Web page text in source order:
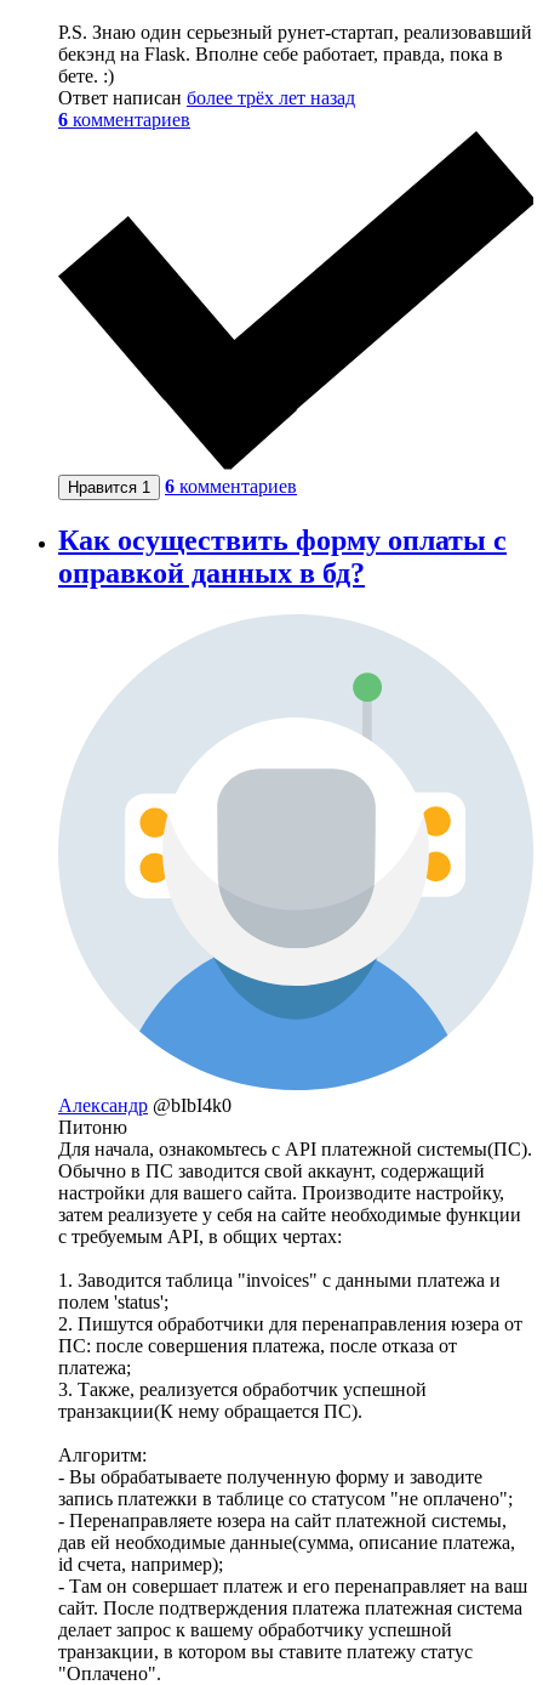
P.S. Знаю один серьезный рунет-стартап, реализовавший
бекэнд на Flask. Вполне себе работает, правда, пока в
бете. :)
Ответ написан более трёх лет назад
6 комментариев
Нравится 1 6 комментариев
Как осуществить форму оплаты с
оправкой данных в бд?
Александр @bIbI4k0
Питоню
Для начала, ознакомьтесь с API платежной системы(ПС).
Обычно в ПС заводится свой аккаунт, содержащий
настройки для вашего сайта. Производите настройку,
затем реализуете у себя на сайте необходимые функции
с требуемым API, в общих чертах:
1. Заводится таблица "invoices" с данными платежа и
полем 'status';
2. Пишутся обработчики для перенаправления юзера от
ПС: после совершения платежа, после отказа от
платежа;
3. Также, реализуется обработчик успешной
транзакции(К нему обращается ПС).
Алгоритм:
- Вы обрабатываете полученную форму и заводите
запись платежки в таблице со статусом "не оплачено";
- Перенаправляете юзера на сайт платежной системы,
дав ей необходимые данные(сумма, описание платежа,
id счета, например);
- Там он совершает платеж и его перенаправляет на ваш
сайт. После подтверждения платежа платежная система
делает запрос к вашему обработчику успешной
транзакции, в котором вы ставите платежу статус
"Оплачено".